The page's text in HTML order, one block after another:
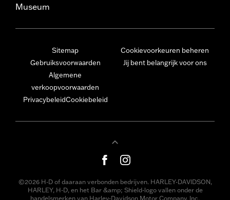
Museum
Sitemap
Gebruiksvoorwaarden
Algemene
verkoopvoorwaarden
PrivacybeleidCookiebeleid
Cookievoorkeuren beheren
Jij bent belangrijk voor ons
©2026 H-D of daaraan verbonden bedrijven. HARLEY-DAVIDSON,
HARLEY, H-D, en het Bar &amp; Shield-logo vallen onder de
handelsmerken van Harley-Davidson Motor Company, Inc.